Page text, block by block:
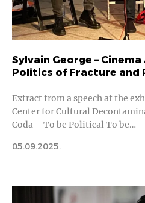
Sylvain George –
Politics of Fracture and
Extract from a speech at the
Center for Cultural
Coda – To be Political To be…
05.09.2025.